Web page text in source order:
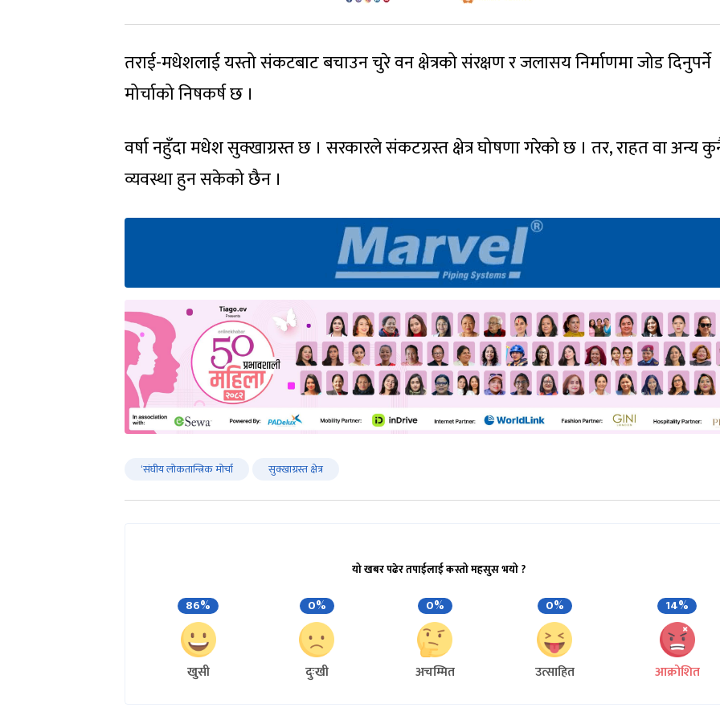
तराई-मधेशलाई यस्तो संकटबाट बचाउन चुरे वन क्षेत्रको संरक्षण र जलासय निर्माणमा जोड दिनुपर्ने
मोर्चाको निषकर्ष छ ।
वर्षा नहुँदा मधेश सुक्खाग्रस्त छ । सरकारले संकटग्रस्त क्षेत्र घोषणा गरेको छ । तर, राहत वा अन्य
व्यवस्था हुन सकेको छैन ।
‘संघीय लोकतान्त्रिक मोर्चा सुक्खाग्रस्त क्षेत्र
यो खबर पढेर तपाईलाई कस्तो महसुस भयो ?
86%
खुसी
0%
दुःखी
0%
अचम्मित
0%
उत्साहित
14%
आक्रोशित